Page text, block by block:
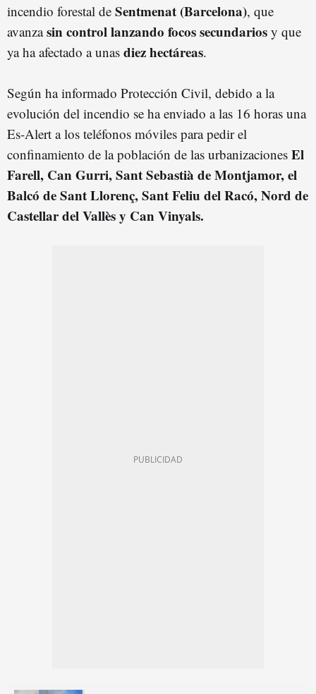
incendio forestal de Sentmenat (Barcelona), que
avanzasin control lanzando focos secundarios y que
ya ha afectado a unas diez hectáreas.
Según ha informado Protección Civil, debido a la
evolución del incendio se ha enviado a las 16 horas una
Es-Alert a los teléfonos móviles para pedir el
confinamiento de la población de las urbanizaciones El
Farell, Can Gurri, Sant Sebastià de Montjamor, el
Balcó de Sant Llorenç, Sant Feliu del Racó, Nord de
Castellar del Vallès y Can Vinyals.